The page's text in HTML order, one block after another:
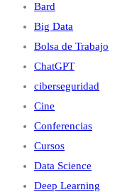
Bard
Big Data
Bolsa de Trabajo
ChatGPT
ciberseguridad
Cine
Conferencias
Cursos
Data Science
Deep Learning